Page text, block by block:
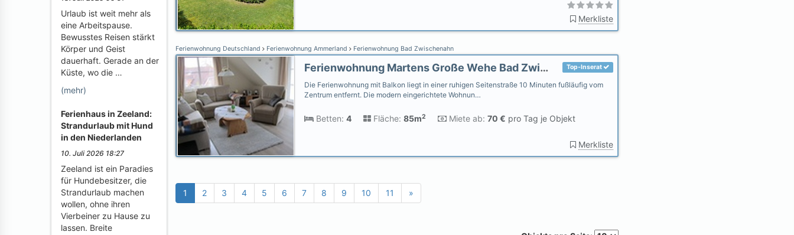
Urlaub ist weit mehr als
eine Arbeitspause.
Bewusstes Reisen stärkt
Körper und Geist
dauerhaft. Gerade an der
Küste, wo die …
(mehr)
Ferienhaus in Zeeland:
Strandurlaub mit Hund
in den Niederlanden
10. Juli 2026 18:27
Zeeland ist ein Paradies
für Hundebesitzer, die
Strandurlaub machen
wollen, ohne ihren
Vierbeiner zu Hause zu
lassen. Breite
Merkliste
Ferienwohnung Deutschland Ferienwohnung Ammerland Ferienwohnung Bad Zwischenahn
Top-Inserat
Ferienwohnung Martens Große Wehe Bad Zwischenahn
Die Ferienwohnung mit Balkon liegt in einer ruhigen Seitenstraße 10 Minuten fußläufig vom
Zentrum entfernt. Die modern eingerichtete Wohnun…
Betten: 4 Fläche: 85m2 Miete ab: 70 € pro Tag je Objekt
Merkliste
1 2 3 4 5 6 7 8 9 10 11 »